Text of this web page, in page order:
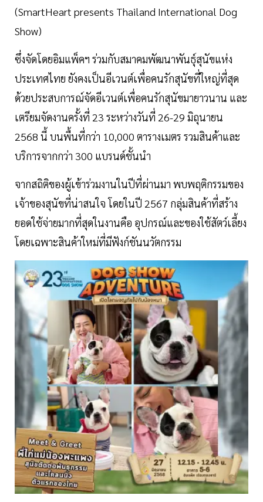
(SmartHeart presents Thailand International Dog
Show)
ซึ่งจัดโดยอิมแพ็คฯ ร่วมกับสมาคมพัฒนาพันธุ์สุนัขแห่ง
ประเทศไทย ยังคงเป็นอีเวนต์เพื่อคนรักสุนัขที่ใหญ่ที่สุด
ด้วยประสบการณ์จัดอีเวนต์เพื่อคนรักสุนัขมายาวนาน และ
เตรียมจัดงานครั้งที่ 23 ระหว่างวันที่ 26-29 มิถุนายน
2568 นี้ บนพื้นที่กว่า 10,000 ตารางเมตร รวมสินค้าและ
บริการจากกว่า 300 แบรนด์ชั้นนำ
จากสถิติของผู้เข้าร่วมงานในปีที่ผ่านมา พบพฤติกรรมของ
เจ้าของสุนัขที่น่าสนใจ โดยในปี 2567 กลุ่มสินค้าที่สร้าง
ยอดใช้จ่ายมากที่สุดในงานคือ อุปกรณ์และของใช้สัตว์เลี้ยง
โดยเฉพาะสินค้าใหม่ที่มีฟังก์ชันนวัตกรรม